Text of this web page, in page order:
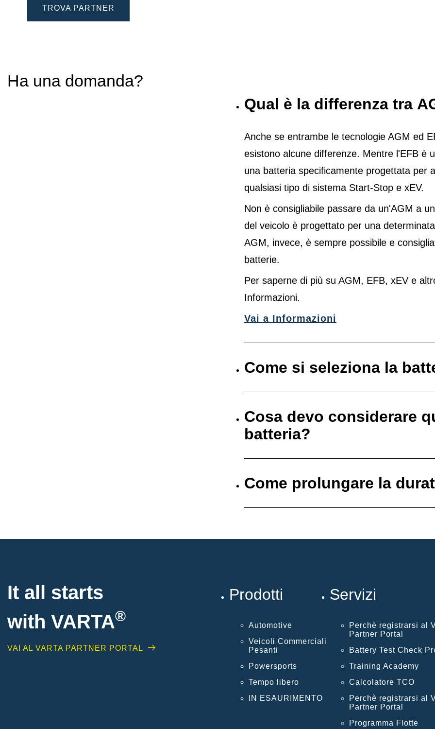
TROVA PARTNER
Ha una domanda?
Qual è la differenza tra
Anche se entrambe le tecnologie AGM ed
esistono alcune differenze. Mentre l'EFB è
una batteria specificamente progettata per
qualsiasi tipo di sistema Start-Stop e xEV.
Non è consigliabile passare da un'AGM a
del veicolo è progettato per una
AGM, invece, è sempre possibile e
batterie.
Per saperne di più su AGM, EFB, xEV e
Informazioni.
Vai a Informazioni
Come si seleziona la
Cosa devo considerare
batteria?
Come prolungare la
It all starts
with VARTA®
VAI AL VARTA PARTNER PORTAL
Prodotti
Automotive
Veicoli Commerciali
Pesanti
Powersports
Tempo libero
IN ESAURIMENTO
Servizi
Perchè registrarsi al
Partner Portal
Battery Test Check
Training Academy
Calcolatore TCO
Perchè registrarsi al
Partner Portal
Programma Flotte